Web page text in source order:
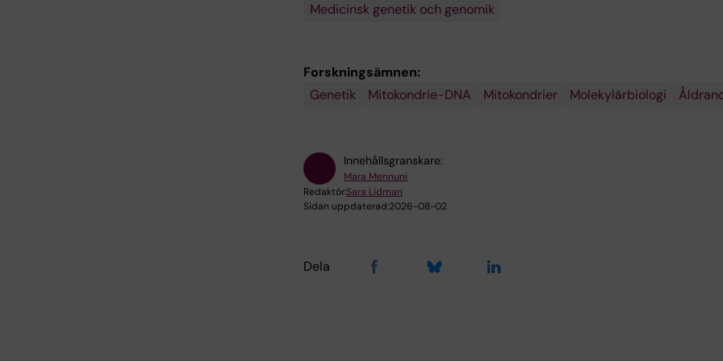
Medicinsk genetik och genomik
Forskningsämnen:
Genetik
Mitokondrie-DNA Mitokondrier Molekylärbiologi
Innehållsgranskare:
Mara Mennuni
Redaktör:Sara Lidman
Sidan uppdaterad:2026-08-02
Dela